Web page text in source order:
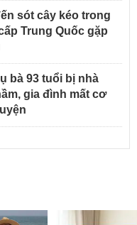
sót cây kéo trong
Trung Quốc gặp
bà 93 tuổi bị nhà
gia đình mất cơ